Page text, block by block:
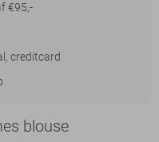
€95,-
creditcard
blouse